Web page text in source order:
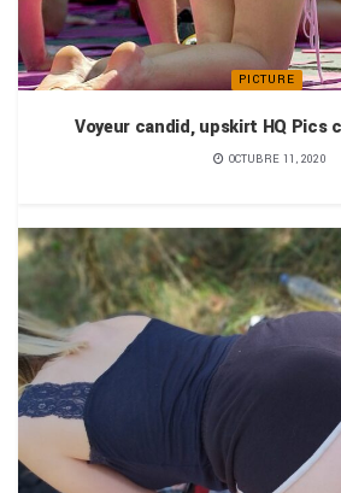
PICTURE
Voyeur candid, upskirt HQ Pics
OCTUBRE 11, 2020